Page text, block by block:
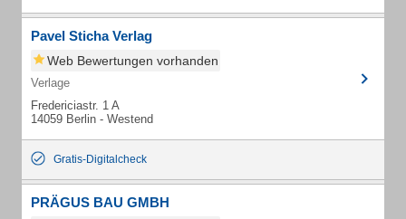
Pavel Sticha Verlag
Web Bewertungen vorhanden
Verlage
Fredericiastr. 1 A
14059 Berlin - Westend
Gratis-Digitalcheck
PRÄGUS BAU GMBH